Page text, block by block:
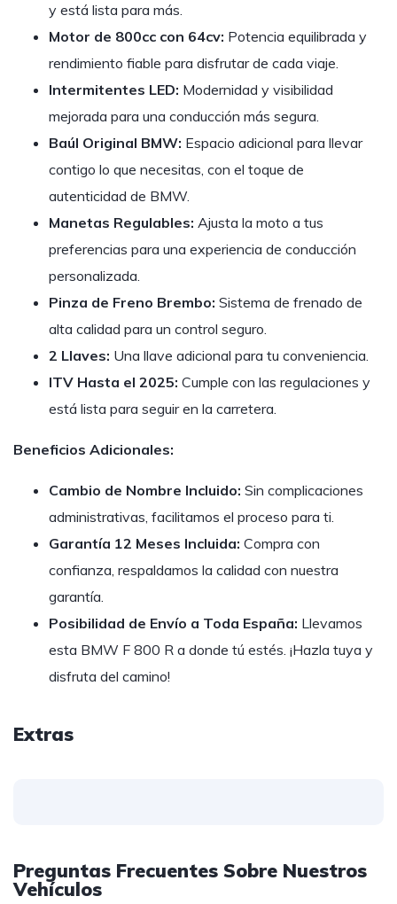
y está lista para más.
Motor de 800cc con 64cv: Potencia equilibrada y
rendimiento fiable para disfrutar de cada viaje.
Intermitentes LED: Modernidad y visibilidad
mejorada para una conducción más segura.
Baúl Original BMW: Espacio adicional para llevar
contigo lo que necesitas, con el toque de
autenticidad de BMW.
Manetas Regulables: Ajusta la moto a tus
preferencias para una experiencia de conducción
personalizada.
Pinza de Freno Brembo: Sistema de frenado de
alta calidad para un control seguro.
2 Llaves: Una llave adicional para tu conveniencia.
ITV Hasta el 2025: Cumple con las regulaciones y
está lista para seguir en la carretera.
Beneficios Adicionales:
Cambio de Nombre Incluido: Sin complicaciones
administrativas, facilitamos el proceso para ti.
Garantía 12 Meses Incluida: Compra con
confianza, respaldamos la calidad con nuestra
garantía.
Posibilidad de Envío a Toda España: Llevamos
esta BMW F 800 R a donde tú estés. ¡Hazla tuya y
disfruta del camino!
Extras
Preguntas Frecuentes Sobre Nuestros
Vehículos